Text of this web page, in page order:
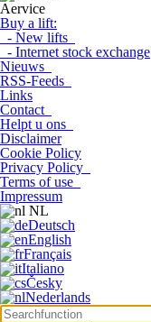
Aervice
Buy a lift:
- New lifts
- Internet stock exchange
Nieuws
RSS-Feeds
Links
Contact
Helpt u ons
Disclaimer
Cookie Policy
Privacy Policy
Terms of use
Impressum
NL
Deutsch
English
Français
Italiano
Česky
Nederlands